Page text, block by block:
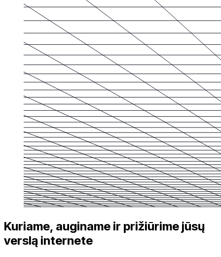
Kuriame, auginame ir prižiūrime jūsų
verslą internete